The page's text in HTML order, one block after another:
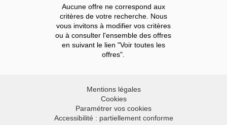
Aucune offre ne correspond aux
critères de votre recherche. Nous
vous invitons à modifier vos critères
ou à consulter l'ensemble des offres
en suivant le lien "Voir toutes les
offres".
Mentions légales
Cookies
Paramétrer vos cookies
Accessibilité : partiellement conforme